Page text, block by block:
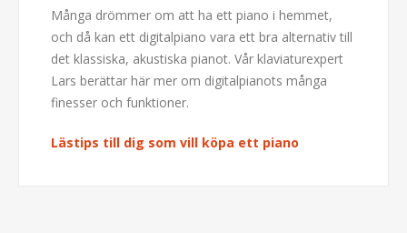
Många drömmer om att ha ett piano i hemmet,
och då kan ett digitalpiano vara ett bra alternativ till
det klassiska, akustiska pianot. Vår klaviaturexpert
Lars berättar här mer om digitalpianots många
finesser och funktioner.
Lästips till dig som vill köpa ett piano